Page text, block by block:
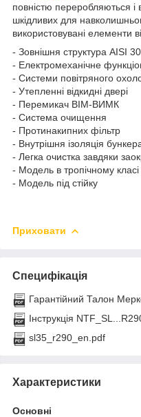
повністю переробляються і
шкідливих для
використовувані елементи
- Зовнішня структура AISI
- Електромеханічне
- Системи повітряного
- Утепленні відкидні двері
- Перемикач ВІМ-ВИМК
- Система очищення
- Протинакипних фільтр
- Внутрішня ізоляція
- Легка очистка завдяки
- Модель в тропічному
- Модель під стійку
Приховати
Специфікація
Гарантійний Талон
Інструкція
sl35_r290_en.pdf
Характеристики
Основні